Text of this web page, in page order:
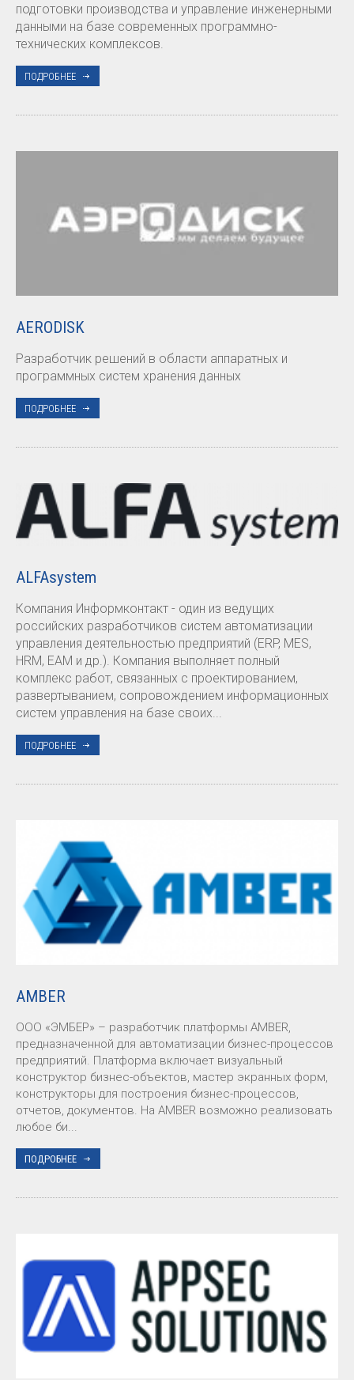
подготовки производства и управление инженерными
данными на базе современных программно-
технических комплексов.
ПОДРОБНЕЕ
AERODISK
Разработчик решений в области аппаратных и
программных систем хранения данных
ПОДРОБНЕЕ
ALFAsystem
Компания Информконтакт - один из ведущих
российских разработчиков систем автоматизации
управления деятельностью предприятий (ERP, MES,
HRM, EAM и др.). Компания выполняет полный
комплекс работ, связанных с проектированием,
развертыванием, сопровождением информационных
систем управления на базе своих...
ПОДРОБНЕЕ
AMBER
ООО «ЭМБЕР» – разработчик платформы AMBER,
предназначенной для автоматизации бизнес-процессов
предприятий. Платформа включает визуальный
конструктор бизнес-объектов, мастер экранных форм,
конструкторы для построения бизнес-процессов,
отчетов, документов. На AMBER возможно реализовать
любое би...
ПОДРОБНЕЕ